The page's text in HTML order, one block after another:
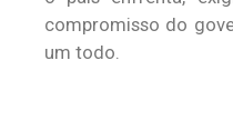
compromisso do
um todo.